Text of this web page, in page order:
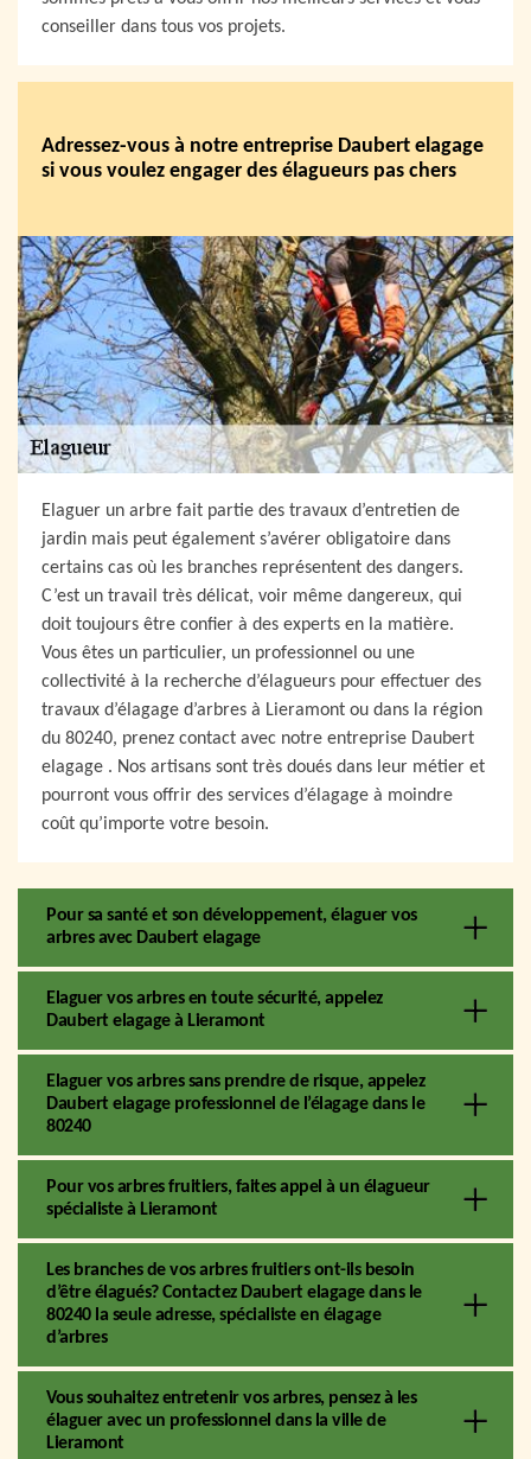
conseiller dans tous vos projets.
Adressez-vous à notre entreprise Daubert elagage
si vous voulez engager des élagueurs pas chers
Elaguer un arbre fait partie des travaux d’entretien de
jardin mais peut également s’avérer obligatoire dans
certains cas où les branches représentent des dangers.
C’est un travail très délicat, voir même dangereux, qui
doit toujours être confier à des experts en la matière.
Vous êtes un particulier, un professionnel ou une
collectivité à la recherche d’élagueurs pour effectuer des
travaux d’élagage d’arbres à Lieramont ou dans la région
du 80240, prenez contact avec notre entreprise Daubert
elagage . Nos artisans sont très doués dans leur métier et
pourront vous offrir des services d’élagage à moindre
coût qu’importe votre besoin.
Pour sa santé et son développement, élaguer vos
arbres avec Daubert elagage
Elaguer vos arbres en toute sécurité, appelez
Daubert elagage à Lieramont
Elaguer vos arbres sans prendre de risque, appelez
Daubert elagage professionnel de l’élagage dans le
80240
Pour vos arbres fruitiers, faites appel à un élagueur
spécialiste à Lieramont
Les branches de vos arbres fruitiers ont-ils besoin
d’être élagués? Contactez Daubert elagage dans le
80240 la seule adresse, spécialiste en élagage
d’arbres
Vous souhaitez entretenir vos arbres, pensez à les
élaguer avec un professionnel dans la ville de
Lieramont